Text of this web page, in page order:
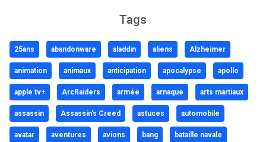
Tags
25ans abandonware aladdin aliens Alzheimer
animation animaux anticipation apocalypse apollo
apple tv+ ArcRaiders armée arnaque arts martiaux
assassin Assassin's Creed astuces automobile
avatar aventures avions bang bataille navale